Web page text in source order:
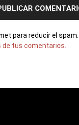
para reducir el spam.
de tus comentarios.